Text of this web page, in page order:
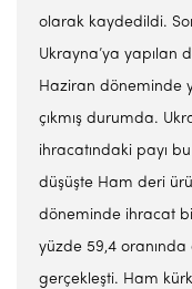
olarak kaydedildi.
Ukrayna’ya yapılan
Haziran döneminde
çıkmış durumda.
ihracatındaki payı
düşüşte Ham deri
döneminde ihracat
yüzde 59,4
gerçekleşti. Ham